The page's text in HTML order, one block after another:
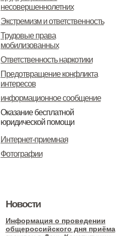
несовершеннолетних
Экстремизм и ответственность
Трудовые права
мобилизованных
Ответственность наркотики
Предотвращение конфликта
интересов
информационное сообщение
Оказание бесплатной
юридической помощи
юридической помощи
Интернет-приемная
Фотографии
Новости
Информация о проведении
общероссийского дня приёма